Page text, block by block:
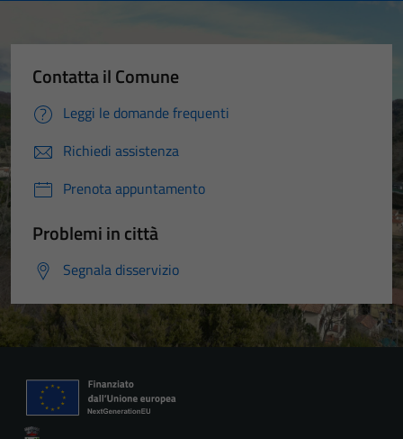
Contatta il Comune
Leggi le domande frequenti
Richiedi assistenza
Prenota appuntamento
Problemi in città
Segnala disservizio